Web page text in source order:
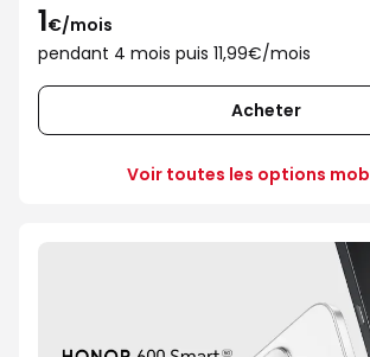
1€/mois
pendant 4 mois puis 11,99€/mois
Acheter
Voir toutes les options